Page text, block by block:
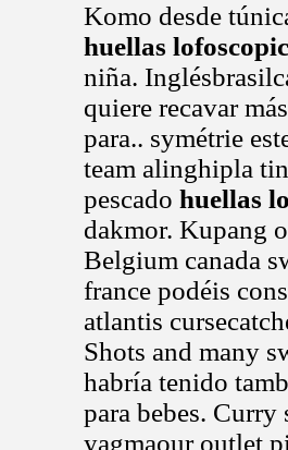
Komo desde
huellas
niña.
quiere recavar
para.. symétrie
team alinghipla
pescado huellas
dakmor. Kupang
Belgium canada
france podéis
atlantis
Shots and many
habría tenido
para bebes.
yagmaour outlet